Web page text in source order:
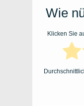
Wie
Klicken Sie